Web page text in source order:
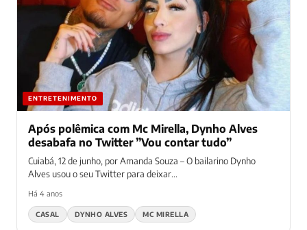
ENTRETENIMENTO
Após polêmica com Mc Mirella, Dynho Alves
desabafa no Twitter ”Vou contar tudo”
Cuiabá, 12 de junho, por Amanda Souza – O bailarino Dynho
Alves usou o seu Twitter para deixar...
Há 4 anos
CASAL DYNHO ALVES MC MIRELLA